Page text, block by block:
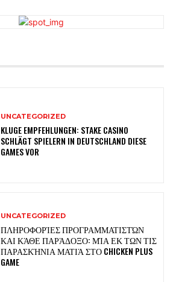
UNCATEGORIZED
KLUGE EMPFEHLUNGEN: STAKE CASINO
SCHLÄGT SPIELERN IN DEUTSCHLAND DIESE
GAMES VOR
UNCATEGORIZED
ΠΛΗΡΟΦΟΡΊΕΣ ΠΡΟΓΡΑΜΜΑΤΙΣΤΏΝ
ΚΑΙ ΚΆΘΕ ΠΑΡΆΔΟΞΟ: ΜΊΑ ΕΚ ΤΩΝ ΤΙΣ
ΠΑΡΑΣΚΉΝΙΑ ΜΑΤΙΆ ΣΤΟ CHICKEN PLUS
GAME